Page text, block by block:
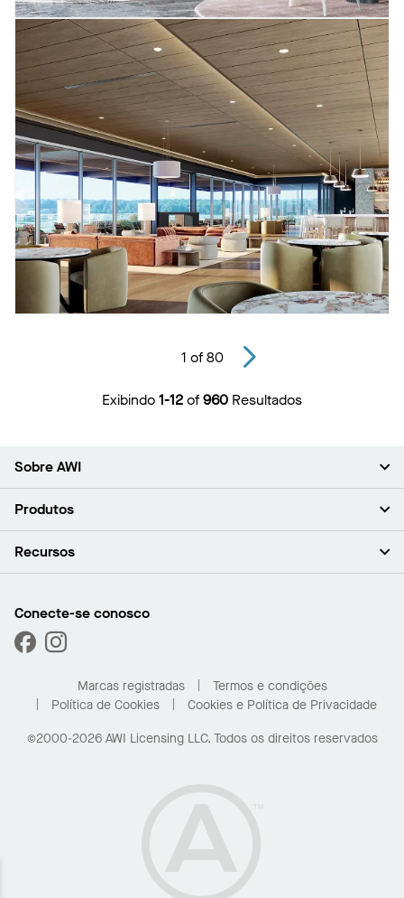
1 of80
Exibindo1-12of960 Resultados
Sobre AWI
Sobre nós (em inglês)
Sala de imprensa (em inglês)
Produtos
Forros
Capacidades personalizadas
Desempenho
Recursos
Encontre um distribuidor
Galeria de projetos
Conecte-se conosco
Marcas registradas
Termos e condições
Política de Cookies
Cookies e Política de Privacidade
©2000-2026 AWI Licensing LLC. Todos os direitos reservados